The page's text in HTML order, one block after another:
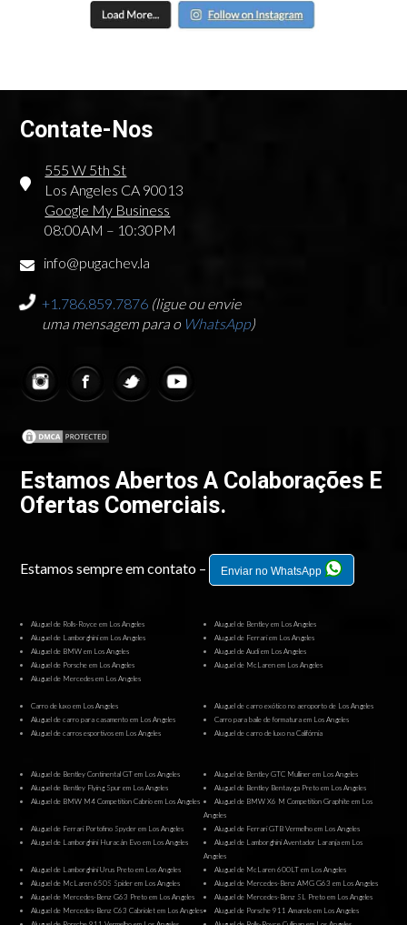
Contate-Nos
555 W 5th St
Los Angeles CA 90013
Google My Business
08:00AM – 10:30PM
info@pugachev.la
+1.786.859.7876 (ligue ou envie
uma mensagem para o WhatsApp)
Estamos Abertos A Colaborações E
Ofertas Comerciais.
Estamos sempre em contato – Enviar no WhatsApp
Aluguel de Rolls-Royce em Los Angeles
Aluguel de Bentley em Los Angeles
Aluguel de Lamborghini em Los Angeles
Aluguel de Ferrari em Los Angeles
Aluguel de BMW em Los Angeles
Aluguel de Audi em Los Angeles
Aluguel de Porsche em Los Angeles
Aluguel de McLaren em Los Angeles
Aluguel de Mercedes em Los Angeles
Carro de luxo em Los Angeles
Aluguel de carro exótico no aeroporto de Los Angeles
Aluguel de carro para casamento em Los Angeles
Carro para baile de formatura em Los Angeles
Aluguel de carros esportivos em Los Angeles
Aluguel de carro de luxo na Califórnia
Aluguel de Bentley Continental GT em Los Angeles
Aluguel de Bentley GTC Mulliner em Los Angeles
Aluguel de Bentley Flying Spur em Los Angeles
Aluguel de Bentley Bentayga Preto em Los Angeles
Aluguel de BMW M4 Competition Cabrio em Los Angeles
Aluguel de BMW X6 M Competition Graphite em Los
Angeles
Aluguel de Ferrari Portofino Spyder em Los Angeles
Aluguel de Ferrari GTB Vermelho em Los Angeles
Aluguel de Lamborghini Huracán Evo em Los Angeles
Aluguel de Lamborghini Aventador Laranja em Los
Angeles
Aluguel de Lamborghini Urus Preto em Los Angeles
Aluguel de McLaren 600LT em Los Angeles
Aluguel de McLaren 650S Spider em Los Angeles
Aluguel de Mercedes-Benz AMG G63 em Los Angeles
Aluguel de Mercedes-Benz G63 Preto em Los Angeles
Aluguel de Mercedes-Benz SL Preto em Los Angeles
Aluguel de Mercedes-Benz C63 Cabriolet em Los Angeles
Aluguel de Porsche 911 Amarelo em Los Angeles